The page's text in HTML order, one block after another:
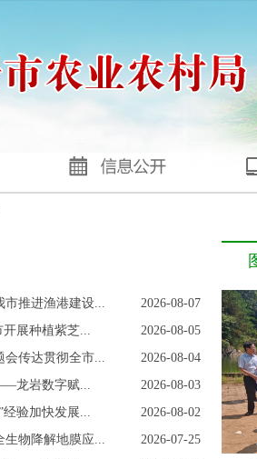
市推进渔港建设...
2026-08-07
展种植紫芝...
2026-08-05
会传达贯彻全市...
2026-08-04
龙岩数字赋...
2026-08-03
经验加快发展...
2026-08-02
生物降解地膜应...
2026-07-25